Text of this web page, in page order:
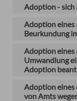
Adoption -
Adoption eines
Beurkundung
Adoption eines
Umwandlung
Adoption
Adoption eines
von Amts